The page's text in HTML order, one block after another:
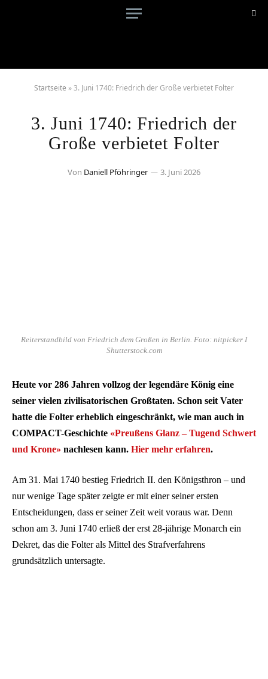
Startseite »3. Juni 1740: Friedrich der Große verbietet Folter
3. Juni 1740: Friedrich der
Große verbietet Folter
Von Daniell Pföhringer 3. Juni 2026
Reiterstandbild von Friedrich dem Großen in Berlin. Foto: nitpicker I
Shutterstock.com
Heute vor 286 Jahren vollzog der legendäre König eine
seiner vielen zivilisatorischen Großtaten. Schon seit Vater
hatte die Folter erheblich eingeschränkt, wie man auch in
COMPACT-Geschichte «Preußens Glanz – Tugend Schwert
und Krone» nachlesen kann. Hier mehr erfahren.
Am 31. Mai 1740 bestieg Friedrich II. den Königsthron – und
nur wenige Tage später zeigte er mit einer seiner ersten
Entscheidungen, dass er seiner Zeit weit voraus war. Denn
schon am 3. Juni 1740 erließ der erst 28-jährige Monarch ein
Dekret, das die Folter als Mittel des Strafverfahrens
grundsätzlich untersagte.